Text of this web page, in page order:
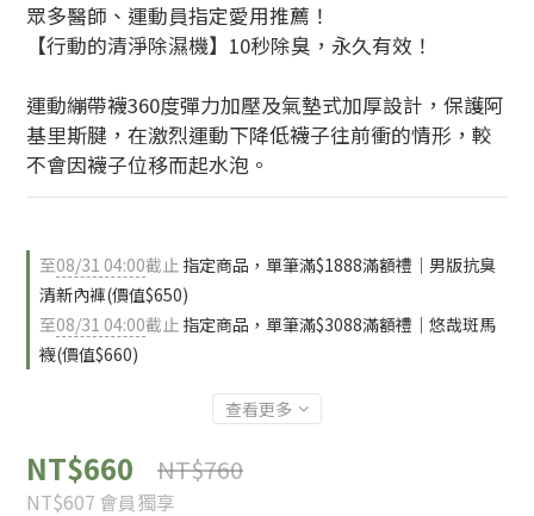
眾多醫師、運動員指定愛用推薦！
【行動的清淨除濕機】10秒除臭，永久有效！
運動繃帶襪360度彈力加壓及氣墊式加厚設計，保護阿
基里斯腱，在激烈運動下降低襪子往前衝的情形，較
不會因襪子位移而起水泡。
至08/31 04:00截止 指定商品，單筆滿$1888滿額禮｜男版抗臭
清新內褲(價值$650)
至08/31 04:00截止 指定商品，單筆滿$3088滿額禮｜悠哉斑馬
襪(價值$660)
查看更多
NT$660 NT$760
NT$607 會員獨享